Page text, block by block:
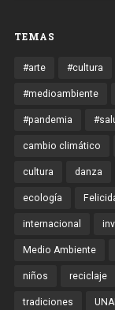
TEMAS
#arte #cultura
#medioambiente
#pandemia
cambio climático
cultura danza
ecología
internacional
Medio Ambiente
niños reciclaje
tradiciones